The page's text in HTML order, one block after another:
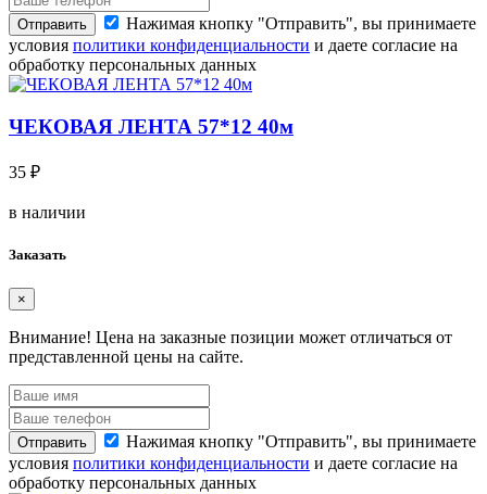
Отправить
Нажимая кнопку "Отправить", вы принимаете
условия политики конфиденциальности и даете согласие на
обработку персональных данных
ЧЕКОВАЯ ЛЕНТА 57*12 40м
35 ₽
в наличии
Заказать
×
Внимание! Цена на заказные позиции может отличаться от
представленной цены на сайте.
Отправить
Нажимая кнопку "Отправить", вы принимаете
условия политики конфиденциальности и даете согласие на
обработку персональных данных